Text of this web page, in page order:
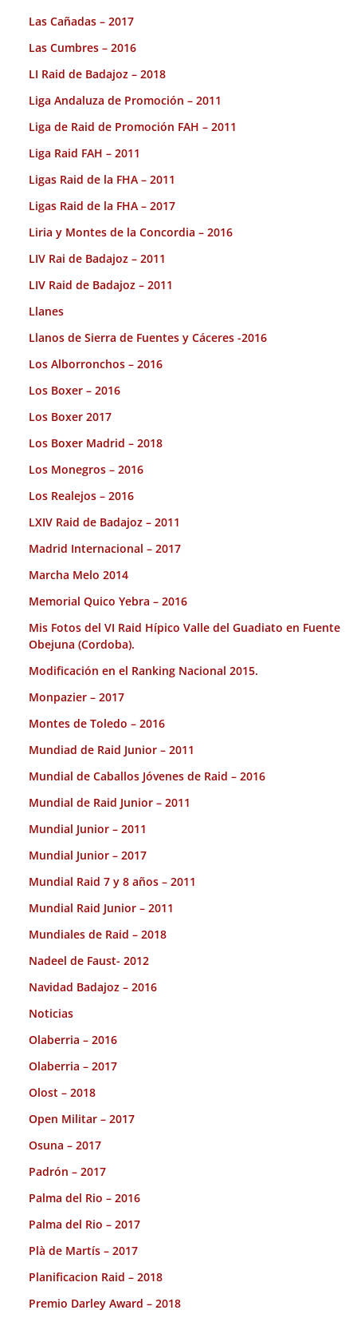
Las Cañadas – 2017
Las Cumbres – 2016
LI Raid de Badajoz – 2018
Liga Andaluza de Promoción – 2011
Liga de Raid de Promoción FAH – 2011
Liga Raid FAH – 2011
Ligas Raid de la FHA – 2011
Ligas Raid de la FHA – 2017
Liria y Montes de la Concordia – 2016
LIV Rai de Badajoz – 2011
LIV Raid de Badajoz – 2011
Llanes
Llanos de Sierra de Fuentes y Cáceres -2016
Los Alborronchos – 2016
Los Boxer – 2016
Los Boxer 2017
Los Boxer Madrid – 2018
Los Monegros – 2016
Los Realejos – 2016
LXIV Raid de Badajoz – 2011
Madrid Internacional – 2017
Marcha Melo 2014
Memorial Quico Yebra – 2016
Mis Fotos del VI Raid Hípico Valle del Guadiato en Fuente
Obejuna (Cordoba).
Modificación en el Ranking Nacional 2015.
Monpazier – 2017
Montes de Toledo – 2016
Mundiad de Raid Junior – 2011
Mundial de Caballos Jóvenes de Raid – 2016
Mundial de Raid Junior – 2011
Mundial Junior – 2011
Mundial Junior – 2017
Mundial Raid 7 y 8 años – 2011
Mundial Raid Junior – 2011
Mundiales de Raid – 2018
Nadeel de Faust- 2012
Navidad Badajoz – 2016
Noticias
Olaberria – 2016
Olaberria – 2017
Olost – 2018
Open Militar – 2017
Osuna – 2017
Padrón – 2017
Palma del Rio – 2016
Palma del Rio – 2017
Plà de Martís – 2017
Planificacion Raid – 2018
Premio Darley Award – 2018